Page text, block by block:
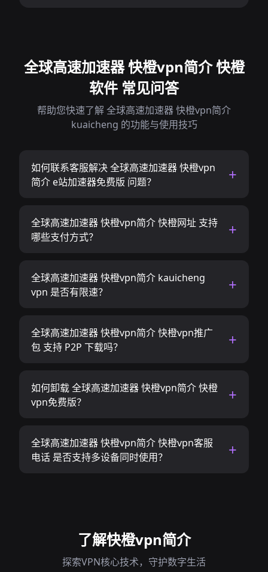
全球高速加速器 快橙vpn简介 快橙
软件 常见问答
帮助您快速了解 全球高速加速器 快橙vpn简介
kuaicheng 的功能与使用技巧
如何联系客服解决 全球高速加速器 快橙vpn
简介 e站加速器免费版 问题？
全球高速加速器 快橙vpn简介 快橙网址 支持
哪些支付方式？
全球高速加速器 快橙vpn简介 kauicheng
vpn 是否有限速？
全球高速加速器 快橙vpn简介 快橙vpn推广
包 支持 P2P 下载吗？
如何卸载 全球高速加速器 快橙vpn简介 快橙
vpn免费版？
全球高速加速器 快橙vpn简介 快橙vpn客服
电话 是否支持多设备同时使用？
了解快橙vpn简介
探索VPN核心技术，守护数字生活